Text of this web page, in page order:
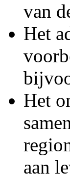
van
Het
Het
aan